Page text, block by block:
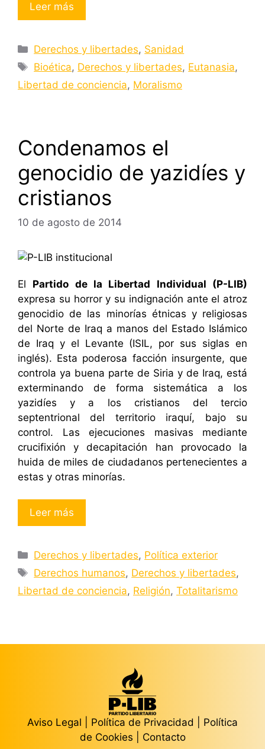
Leer más
Categorías
Derechos y libertades, Sanidad
Etiquetas
Bioética, Derechos y libertades, Eutanasia,
Libertad de conciencia, Moralismo
Condenamos el
genocidio de yazidíes y
cristianos
10 de agosto de 2014
El Partido de la Libertad Individual (P-LIB)
expresa su horror y su indignación ante el atroz
genocidio de las minorías étnicas y religiosas
del Norte de Iraq a manos del Estado Islámico
de Iraq y el Levante (ISIL, por sus siglas en
inglés). Esta poderosa facción insurgente, que
controla ya buena parte de Siria y de Iraq, está
exterminando de forma sistemática a los
yazidíes y a los cristianos del tercio
septentrional del territorio iraquí, bajo su
control. Las ejecuciones masivas mediante
crucifixión y decapitación han provocado la
huida de miles de ciudadanos pertenecientes a
estas y otras minorías.
Leer más
Categorías
Derechos y libertades, Política exterior
Etiquetas
Derechos humanos, Derechos y libertades,
Libertad de conciencia, Religión, Totalitarismo
Aviso Legal Política de Privacidad
Política
de Cookies
Contacto